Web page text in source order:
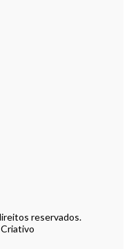
reservados.